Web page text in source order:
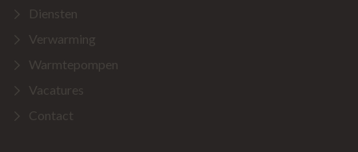
Diensten
Verwarming
Warmtepompen
Vacatures
Contact